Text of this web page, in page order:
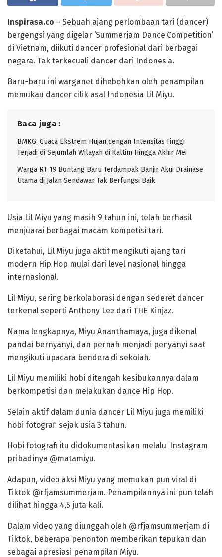
Inspirasa.co – Sebuah ajang perlombaan tari (dancer)
bergengsi yang digelar ‘Summerjam Dance Competition’
di Vietnam, diikuti dancer profesional dari berbagai
negara. Tak terkecuali dancer dari Indonesia.
Baru-baru ini warganet dihebohkan oleh penampilan
memukau dancer cilik asal Indonesia Lil Miyu.
Baca juga :
BMKG: Cuaca Ekstrem Hujan dengan Intensitas Tinggi
Terjadi di Sejumlah Wilayah di Kaltim Hingga Akhir Mei
Warga RT 19 Bontang Baru Terdampak Banjir Akui Drainase
Utama di Jalan Sendawar Tak Berfungsi Baik
Usia Lil Miyu yang masih 9 tahun ini, telah berhasil
menjuarai berbagai macam kompetisi tari.
Diketahui, Lil Miyu juga aktif mengikuti ajang tari
modern Hip Hop mulai dari level nasional hingga
internasional.
Lil Miyu, sering berkolaborasi dengan sederet dancer
terkenal seperti Anthony Lee dari THE Kinjaz.
Nama lengkapnya, Miyu Ananthamaya, juga dikenal
pandai bernyanyi, dan pernah menjadi penyanyi saat
mengikuti upacara bendera di sekolah.
Lil Miyu memiliki hobi ditengah kesibukannya dalam
berkompetisi dan melakukan dance Hip Hop.
Selain aktif dalam dunia dancer Lil Miyu juga memiliki
hobi fotografi sejak usia 3 tahun.
Hobi fotografi itu didokumentasikan melalui Instagram
pribadinya @matamiyu.
Adapun, video aksi Miyu yang memukan pun viral di
Tiktok @rfjamsummerjam. Penampilannya ini pun telah
dilihat hingga 4,5 juta kali.
Dalam video yang diunggah oleh @rfjamsummerjam di
Tiktok, beberapa penonton memberikan tepukan dan
sebagai apresiasi penampilan Miyu.